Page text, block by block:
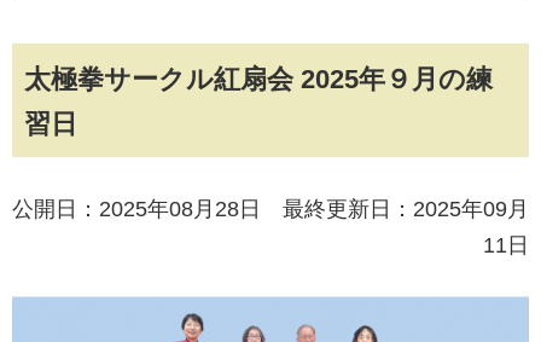
太極拳サークル紅扇会 2025年９月の練
習日
公開日：2025年08月28日 最終更新日：2025年09月
11日